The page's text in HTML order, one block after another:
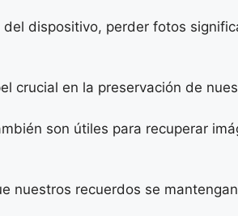
dispositivo, perder fotos
crucial en la preservación de
son útiles para recuperar
nuestros recuerdos se